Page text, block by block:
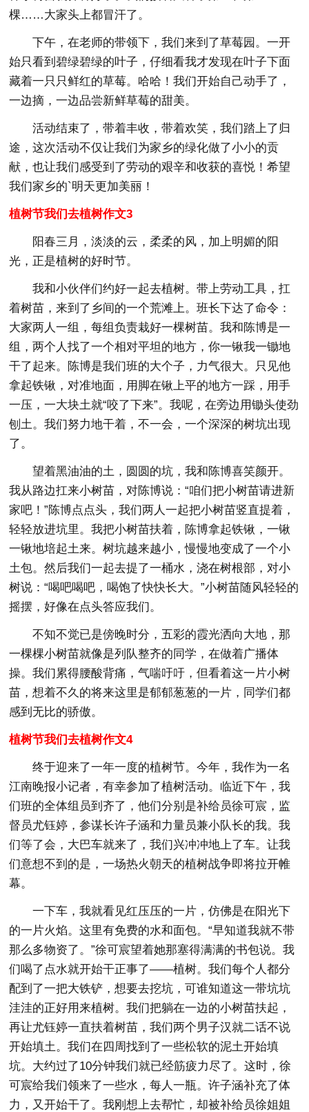
棵……大家头上都冒汗了。
下午，在老师的带领下，我们来到了草莓园。一开
始只看到碧绿碧绿的叶子，仔细看我才发现在叶子下面
藏着一只只鲜红的草莓。哈哈！我们开始自己动手了，
一边摘，一边品尝新鲜草莓的甜美。
活动结束了，带着丰收，带着欢笑，我们踏上了归
途，这次活动不仅让我们为家乡的绿化做了小小的贡
献，也让我们感受到了劳动的艰辛和收获的喜悦！希望
我们家乡的`明天更加美丽！
植树节我们去植树作文3
阳春三月，淡淡的云，柔柔的风，加上明媚的阳
光，正是植树的好时节。
我和小伙伴们约好一起去植树。带上劳动工具，扛
着树苗，来到了乡间的一个荒滩上。班长下达了命令：
大家两人一组，每组负责栽好一棵树苗。我和陈博是一
组，两个人找了一个相对平坦的地方，你一锹我一锄地
干了起来。陈博是我们班的大个子，力气很大。只见他
拿起铁锹，对准地面，用脚在锹上平的地方一踩，用手
一压，一大块土就“咬了下来”。我呢，在旁边用锄头使劲
刨土。我们努力地干着，不一会，一个深深的树坑出现
了。
望着黑油油的土，圆圆的坑，我和陈博喜笑颜开。
我从路边扛来小树苗，对陈博说：“咱们把小树苗请进新
家吧！”陈博点点头，我们两人一起把小树苗竖直提着，
轻轻放进坑里。我把小树苗扶着，陈博拿起铁锹，一锹
一锹地培起土来。树坑越来越小，慢慢地变成了一个小
土包。然后我们一起去提了一桶水，浇在树根部，对小
树说：“喝吧喝吧，喝饱了快快长大。”小树苗随风轻轻的
摇摆，好像在点头答应我们。
不知不觉已是傍晚时分，五彩的霞光洒向大地，那
一棵棵小树苗就像是列队整齐的同学，在做着广播体
操。我们累得腰酸背痛，气喘吁吁，但看着这一片小树
苗，想着不久的将来这里是郁郁葱葱的一片，同学们都
感到无比的骄傲。
植树节我们去植树作文4
终于迎来了一年一度的植树节。今年，我作为一名
江南晚报小记者，有幸参加了植树活动。临近下午，我
们班的全体组员到齐了，他们分别是补给员徐可宸，监
督员尤钰婷，参谋长许子涵和力量员兼小队长的我。我
们等了会，大巴车就来了，我们兴冲冲地上了车。让我
们意想不到的是，一场热火朝天的植树战争即将拉开帷
幕。
一下车，我就看见红压压的一片，仿佛是在阳光下
的一片火焰。这里有免费的水和面包。“早知道我就不带
那么多物资了。”徐可宸望着她那塞得满满的书包说。我
们喝了点水就开始干正事了——植树。我们每个人都分
配到了一把大铁铲，想要去挖坑，可谁知道这一带坑坑
洼洼的正好用来植树。我们把躺在一边的小树苗扶起，
再让尤钰婷一直扶着树苗，我们两个男子汉就二话不说
开始填土。我们在四周找到了一些松软的泥土开始填
坑。大约过了10分钟我们就已经筋疲力尽了。这时，徐
可宸给我们领来了一些水，每人一瓶。许子涵补充了体
力，又开始干了。我刚想上去帮忙，却被补给员徐姐姐